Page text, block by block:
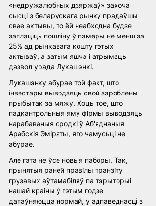
«недружалюбных дзяржаў» захоча
сысці з беларускага рынку прадаўшы
свае актывы, то ёй неабходна будзе
заплаціць пошліну ў памеры не менш за
25% ад рынкавага кошту гэтых
актываў, а затым яшчэ і атрымаць
дазвол урада Лукашэнкі.
Лукашэнку абурае той факт, што
інвестары выводзяць свой зароблены
прыбытак за мяжу. Хоць тое, што
падкантрольныя яму фірмы выводзяць
нарабаваныя сродкі ў Аб'яднаныя
Арабскія Эміраты, яго чамусьці не
абурае.
Але гэта не ўсе новыя паборы. Так,
прынятыя раней правілы транзіту
грузавых аўтамабіляў па тэрыторыі
нашай краіны ў гэтым годзе
дапаўняюцца нормай, у адпаведнасці з